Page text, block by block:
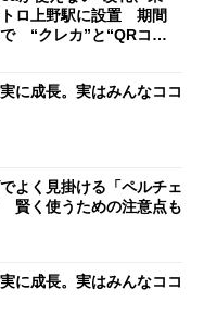
ロ上野駅に設置 期間
“クレカ”と“QRコー
に成長。実はみんなココ
よく見掛ける「ペルチェ
賢く使うための注意点も
に成長。実はみんなココ